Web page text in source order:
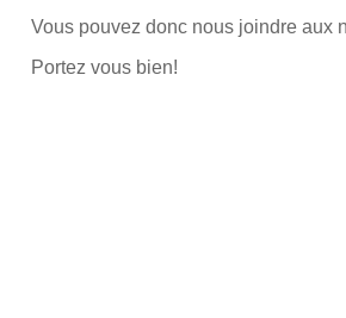
Vous pouvez donc nous joindre aux
Portez vous bien!